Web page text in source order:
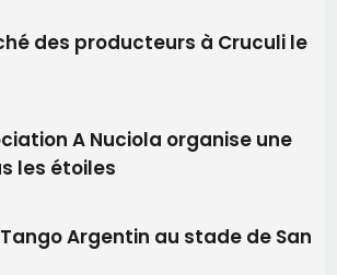
Argentin au stade de San
de la Sainte-Marie et
août